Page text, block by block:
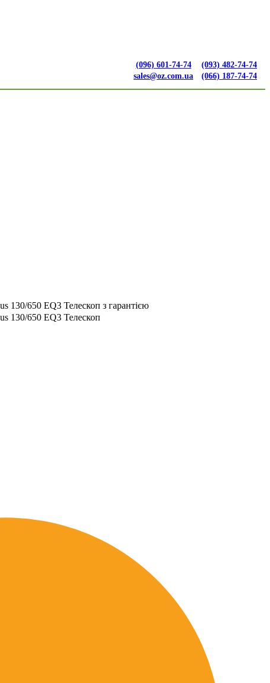
(096) 601-74-74
sales@oz.com.ua
(093) 482-74-74
(066) 187-74-74